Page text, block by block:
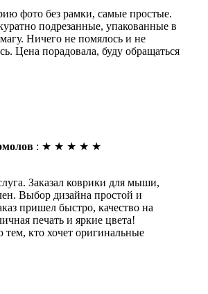
фото без рамки, самые простые.
подрезанные, упакованные в
Ничего не помялось и не
Цена порадовала, буду обращаться
: ★ ★ ★ ★ ★
Заказал коврики для мыши,
Выбор дизайна простой и
пришел быстро, качество на
печать и яркие цвета!
тем, кто хочет оригинальные